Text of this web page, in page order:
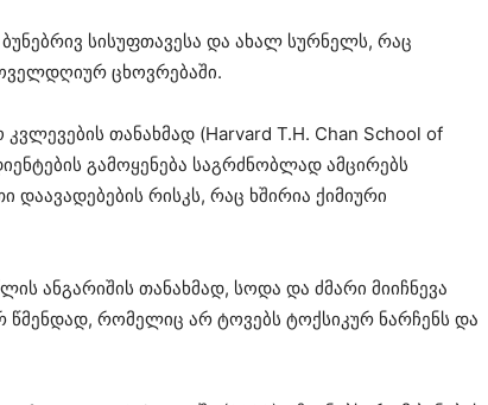
სისუფთავესა და ახალ სურნელს, რაც
ცხოვრებაში.
თანახმად (Harvard T.H. Chan School of
გამოყენება საგრძნობლად ამცირებს
რისკს, რაც ხშირია ქიმიური
ანგარიშის თანახმად, სოდა და ძმარი მიიჩნევა
რომელიც არ ტოვებს ტოქსიკურ ნარჩენს და